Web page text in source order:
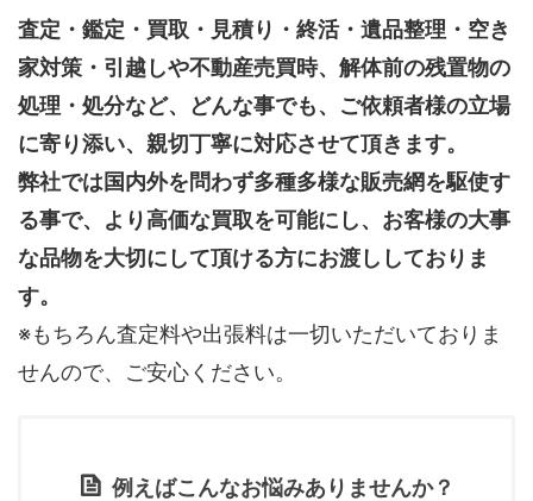
査定・鑑定・買取・見積り・終活・遺品整理・空き
家対策・引越しや不動産売買時、解体前の残置物の
処理・処分など、どんな事でも、 ご依頼者様の立場
に寄り添い、親切丁寧に対応させて頂きます。
弊社では国内外を問わず多種多様な販売網を駆使す
る事で、より高価な買取を可能にし、お客様の大事
な品物を大切にして頂ける方にお渡ししておりま
す。
※もちろん査定料や出張料は一切いただいておりま
せんので、ご安心ください。
例えばこんなお悩みありませんか？